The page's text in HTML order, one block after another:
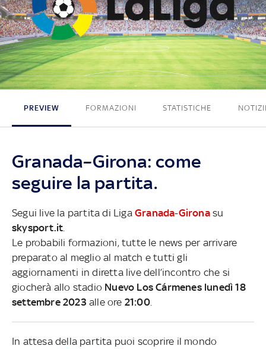
2 - 4
PREVIEW FORMAZIONI STATISTICHE
Granada–Girona: come
seguire la partita.
Segui live la partita di Liga Granada-Gironasu
skysport.it
Le probabili formazioni, tutte le news per arrivare
preparato al meglio al match e tutti gli
aggiornamenti in diretta live dell’incontro che si
giocherà allo stadio Nuevo Los Cármenes lunedì 18
settembre 2023 alle ore 21:00.
In attesa della partita puoi scoprire il mondo